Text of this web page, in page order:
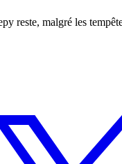
reste, malgré les